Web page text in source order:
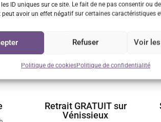
ID uniques sur ce site. Le fait de ne pas consentir ou
peut avoir un effet négatif sur certaines caractéristiques
Refuser Voir
Politique de cookiesPolitique de confidentialité
pour mon prochain commentaire.
Retrait GRATUIT sur
Vénissieux